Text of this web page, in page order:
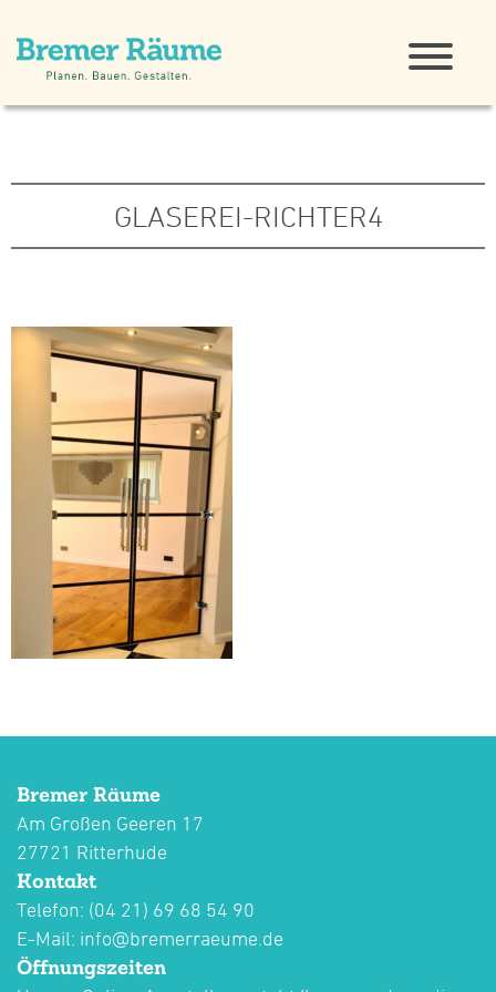
GLASEREI-RICHTER4
Bremer Räume
Am Großen Geeren 17
27721 Ritterhude
Kontakt
Telefon: (04 21) 69 68 54 90
E-Mail: info@bremerraeume.de
Öffnungszeiten